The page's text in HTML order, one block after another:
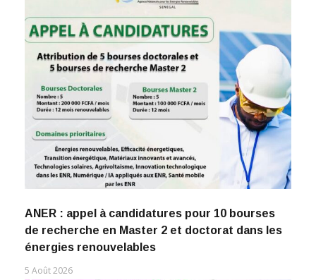
ANER : appel à candidatures pour 10 bourses
de recherche en Master 2 et doctorat dans les
énergies renouvelables
5 Août 2026